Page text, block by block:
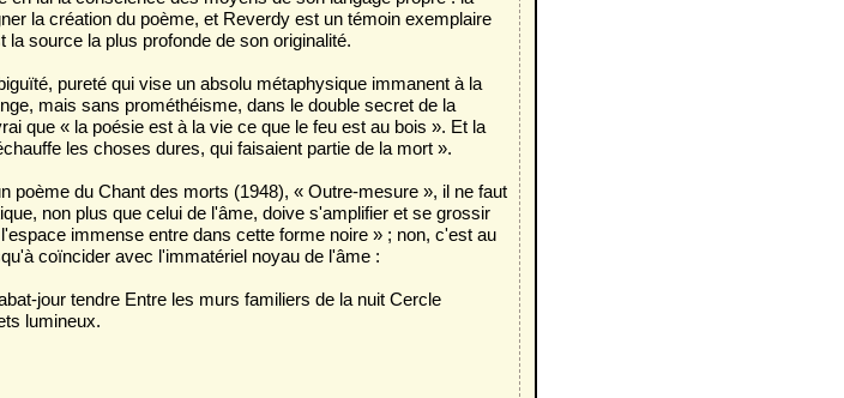
la création du poème, et Reverdy est un témoin exemplaire
source la plus profonde de son originalité.
pureté qui vise un absolu métaphysique immanent à la
mais sans prométhéisme, dans le double secret de la
que « la poésie est à la vie ce que le feu est au bois ». Et la
les choses dures, qui faisaient partie de la mort ».
poème du Chant des morts (1948), « Outre-mesure », il ne faut
non plus que celui de l'âme, doive s'amplifier et se grossir
immense entre dans cette forme noire » ; non, c'est au
coïncider avec l'immatériel noyau de l'âme :
jour tendre Entre les murs familiers de la nuit Cercle
lumineux.